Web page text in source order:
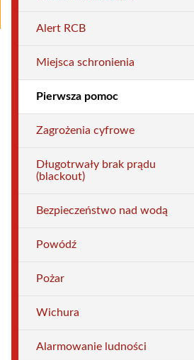
Alert RCB
Miejsca schronienia
Pierwsza pomoc
Zagrożenia cyfrowe
Długotrwały brak prądu
(blackout)
Bezpieczeństwo nad wodą
Powódź
Pożar
Wichura
Alarmowanie ludności